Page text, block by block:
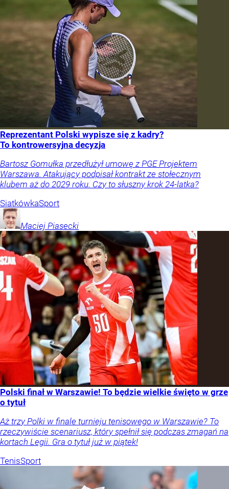
Reprezentant Polski wypisze się z kadry?
To kontrowersyjna decyzja
Bartosz Gomułka przedłużył umowę z PGE Projektem
Warszawa. Atakujący podpisał kontrakt ze stołecznym
klubem aż do 2029 roku. Czy to słuszny krok 24-latka?
SiatkówkaSport
Maciej Piasecki
Polski finał w Warszawie! To będzie wielkie święto w grze
o tytuł
Aż trzy Polki w finale turnieju tenisowego w Warszawie? To
rzeczywiście scenariusz, który spełnił się podczas zmagań na
kortach Legii. Gra o tytuł już w piątek!
TenisSport